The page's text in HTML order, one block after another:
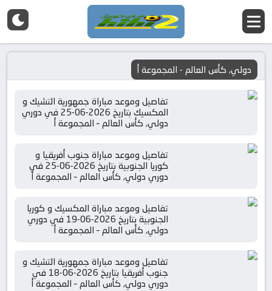
دولي, كأس العالم - المجموعة أ
تفاصيل وموعد مباراة جمهورية التشيك و
المكسيك بتاريخ 2026-06-25 في دوري
دولي, كأس العالم – المجموعة أ
تفاصيل وموعد مباراة جنوب أفريقيا و
كوريا الجنوبية بتاريخ 2026-06-25 في
دوري دولي, كأس العالم – المجموعة أ
تفاصيل وموعد مباراة المكسيك و كوريا
الجنوبية بتاريخ 2026-06-19 في دوري
دولي, كأس العالم – المجموعة أ
تفاصيل وموعد مباراة جمهورية التشيك و
جنوب أفريقيا بتاريخ 2026-06-18 في
دوري دولي, كأس العالم – المجموعة أ